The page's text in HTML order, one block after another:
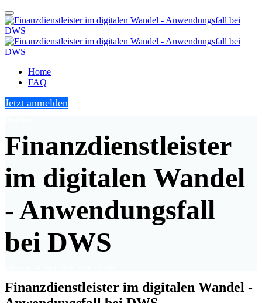
Home
FAQ
Jetzt anmelden
Finanzdienstleister
im digitalen Wandel
- Anwendungsfall
bei DWS
Finanzdienstleister im digitalen Wandel -